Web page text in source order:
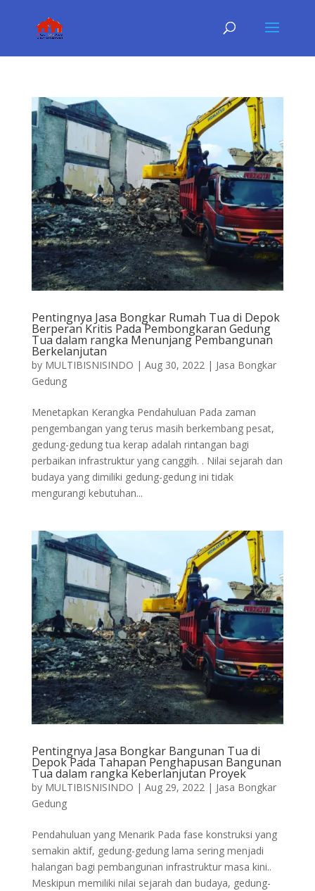
Pentingnya Jasa Bongkar Rumah Tua di Depok
Berperan Kritis Pada Pembongkaran Gedung
Tua dalam rangka Menunjang Pembangunan
Berkelanjutan
by MULTIBISNISINDO | Aug 30, 2022 | Jasa Bongkar
Gedung
Menetapkan Kerangka Pendahuluan Pada zaman
pengembangan yang terus masih berkembang pesat,
gedung-gedung tua kerap adalah rintangan bagi
perbaikan infrastruktur yang canggih. . Nilai sejarah dan
budaya yang dimiliki gedung-gedung ini tidak
mengurangi kebutuhan...
Pentingnya Jasa Bongkar Bangunan Tua di
Depok Pada Tahapan Penghapusan Bangunan
Tua dalam rangka Keberlanjutan Proyek
by MULTIBISNISINDO | Aug 29, 2022 | Jasa Bongkar
Gedung
Pendahuluan yang Menarik Pada fase konstruksi yang
semakin aktif, gedung-gedung lama sering menjadi
halangan bagi pembangunan infrastruktur masa kini..
Meskipun memiliki nilai sejarah dan budaya, gedung-